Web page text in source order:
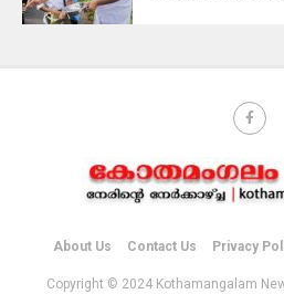
About Us Contact Us Privacy
Copyright © 2024 Kothamangalam